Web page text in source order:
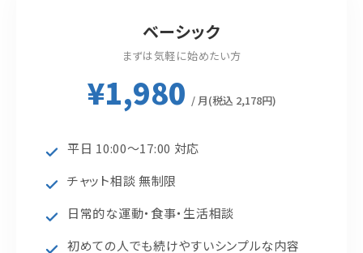
ベーシック
まずは気軽に始めたい方
¥1,980 / 月(税込 2,178円)
平日 10:00〜17:00 対応
チャット相談 無制限
日常的な運動・食事・生活相談
初めての人でも続けやすいシンプルな内容